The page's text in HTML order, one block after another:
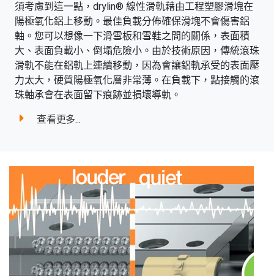
須考慮到這一點，drylin® 線性滑軌藉由工程塑膠滑塊在
陽極氧化鋁上移動。最佳負載分佈確保滑塊不會傷害鋁
軸。您可以想像一下滑雪板和雪鞋之間的關係，表面積
大、表面負載小、倒塌危險小。由於技術原因，傳統滾珠
滑軌不能在鋁軌上連續移動，因為會讓鋁軌承受的表面壓
力太大，硬質陽極氧化層非常薄。在負載下，點接觸的滾
珠軸承會在表面留下痕跡並損壞導軌。
查看更多...